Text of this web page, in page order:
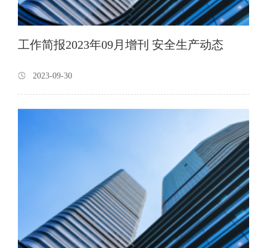
工作简报2023年09月增刊 安全生产动态
2023-09-30